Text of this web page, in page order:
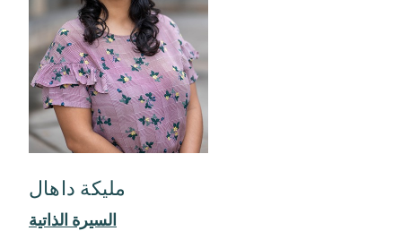
مليكة داهال
السيرة الذاتية